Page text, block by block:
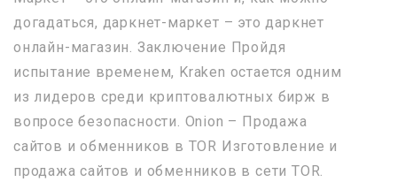
догадаться, даркнет-маркет – это даркнет
онлайн-магазин. Заключение Пройдя
испытание временем, Kraken остается одним
из лидеров среди криптовалютных бирж в
вопросе безопасности. Onion – Продажа
сайтов и обменников в TOR Изготовление и
продажа сайтов и обменников в сети TOR.